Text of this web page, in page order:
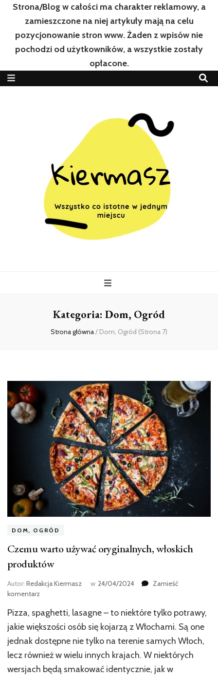
Strona/Blog w całości ma charakter reklamowy, a
zamieszczone na niej artykuły mają na celu
pozycjonowanie stron www. Żaden z wpisów nie
pochodzi od użytkowników, a wszystkie zostały
opłacone.
Kategoria: Dom, Ogród
Strona główna/ Dom, Ogród (Strona 7)
DOM, OGRÓD
Czemu warto używać oryginalnych, włoskich
produktów
Autor: Redakcja Kiermasz w 24/04/2024
Zamieść
komentarzwe
Czemu
warto
oryginalnych,
włoskich
produktów
Pizza, spaghetti, lasagne – to niektóre tylko potrawy,
jakie większości osób się kojarzą z Włochami. Są one
jednak dostępne nie tylko na terenie samych Włoch,
lecz również w wielu innych krajach. W niektórych
wersjach będą smakować identycznie, jak w